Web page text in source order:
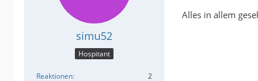
simu52
Hospitant
Reaktionen 2
Alles in allem